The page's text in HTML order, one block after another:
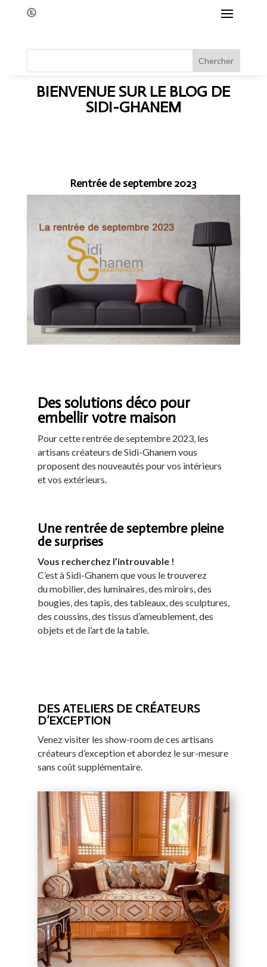
BIENVENUE SUR LE BLOG DE
SIDI-GHANEM
Rentrée de septembre 2023
Des solutions déco pour
embellir votre maison
Pour cette rentrée de septembre 2023, les
artisans créateurs de Sidi-Ghanem vous
proposent des nouveautés pour vos intérieurs
et vos extérieurs.
Une rentrée de septembre pleine
de surprises
Vous recherchez l’introuvable !
C’est à Sidi-Ghanem que vous le trouverez
du mobilier, des luminaires, des miroirs, des
bougies, des tapis, des tableaux, des sculptures,
des coussins, des tissus d’ameublement, des
objets et de l’art de la table.
DES ATELIERS DE CRÉATEURS
D’EXCEPTION
Venez visiter les show-room de ces artisans
créateurs d’exception et abordez le sur-mesure
sans coût supplémentaire.